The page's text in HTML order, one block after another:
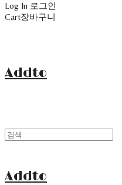
Log In 로그인
Cart장바구니
Addto
Addto